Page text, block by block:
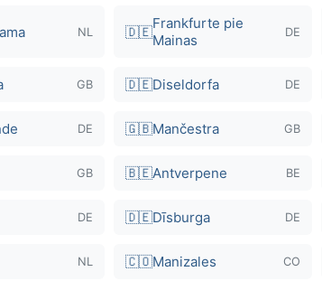
NL 🇩🇪Frankfurte pie
Mainas
DE
GB 🇩🇪Diseldorfa DE
DE 🇬🇧Mančestra GB
GB 🇧🇪Antverpene BE
DE 🇩🇪Dīsburga DE
NL 🇨🇴Manizales CO